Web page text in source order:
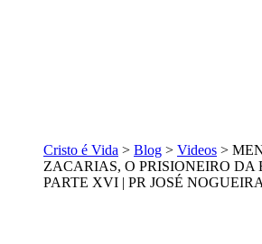
Cristo é Vida > Blog > Videos >
ZACARIAS, O PRISIONEIRO DA
PARTE XVI | PR JOSÉ